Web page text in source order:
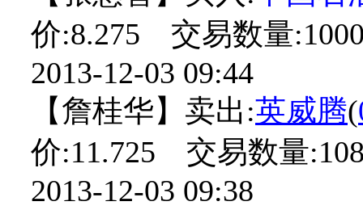
价:8.275 交易数量
2013-12-03 09:44
【詹桂华】卖出:英威腾(
价:11.725 交易数量
2013-12-03 09:38